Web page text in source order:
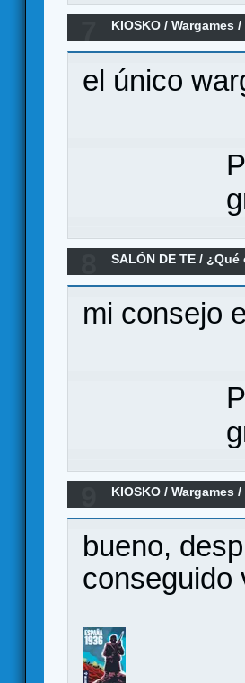
KIOSKO /Wargames /
el único
SALÓN DE TE / ¿Qué
mi consejo
KIOSKO /Wargames /
bueno,
conseguido